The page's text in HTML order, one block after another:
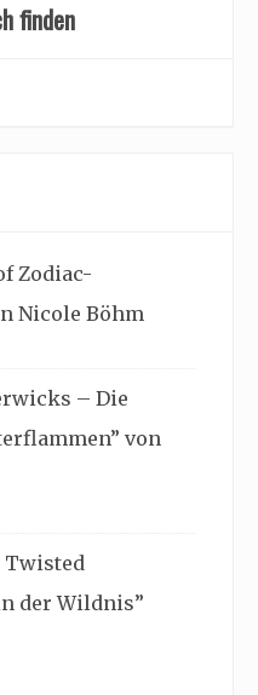
finden
Zodiac-
Nicole Böhm
– Die
von
Twisted
der Wildnis”